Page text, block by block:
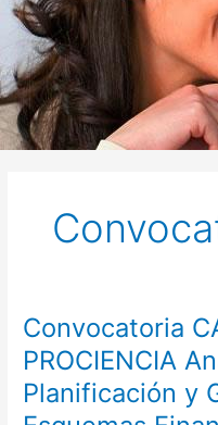
Convocatoria
PROCIENCIA
Planificación y
Convocatoria
CAS
N°004-
2023-
PROCIENCIA